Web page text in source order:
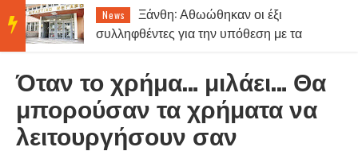
BRE
AKIN
Lifestyle
Απιστία: Πόσο συχνά συμβαίνει
και ποιοι το παραδέχονται πιο εύκολα;
Όταν το χρήμα… μιλάει… Θα
μπορούσαν τα χρήματα να
λειτουργήσουν σαν